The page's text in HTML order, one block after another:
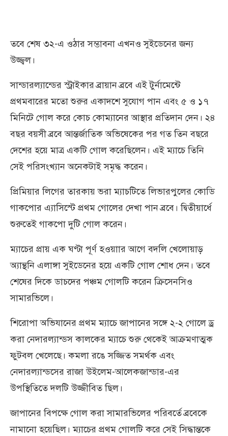
তবে শেষ ৩২-এ ওঠার সম্ভাবনা এখনও সুইডেনের জন্য
উজ্জ্বল।
সান্ডারল্যান্ডের স্ট্রাইকার ব্রায়ান ব্রবে এই টুর্নামেন্টে
প্রথমবারের মতো শুরুর একাদশে সুযোগ পান এবং ৫ ও ১৭
মিনিটে গোল করে কোচ কোম্যানের আস্থার প্রতিদান দেন। ২৪
বছর বয়সী ব্রবে আন্তর্জাতিক অভিষেকের পর গত তিন বছরে
দেশের হয়ে মাত্র একটি গোল করেছিলেন। এই ম্যাচে তিনি
সেই পরিসংখ্যান অনেকটাই সমৃদ্ধ করেন।
প্রিমিয়ার লিগের তারকায় ভরা ম্যাচটিতে লিভারপুলের কোডি
গাকপোর এ্যাসিস্টে প্রথম গোলের দেখা পান ব্রবে। দ্বিতীয়ার্ধে
শুরুতেই গাকপো দুটি গোল করেন।
ম্যাচের প্রায় এক ঘণ্টা পূর্ণ হওয়াার আগে বদলি খেলোয়াড়
অ্যান্থনি এলাঙ্গা সুইডেনের হয়ে একটি গোল শোধ দেন। তবে
শেষের দিকে ডাচদের পঞ্চম গোলটি করেন ক্রিসেনসিও
সামারভিলে।
শিরোপা অভিযানের প্রথম ম্যাচে জাপানের সঙ্গে ২-২ গোলে ড্র
করা নেদারল্যান্ডস কালকের ম্যাচে শুরু থেকেই আক্রমণাত্মক
ফুটবল খেলেছে। কমলা রঙে সজ্জিত সমর্থক এবং
নেদারল্যান্ডসের রাজা উইলেম-আলেকজান্ডার-এর
উপস্থিতিতে দলটি উজ্জীবিত ছিল।
জাপানের বিপক্ষে গোল করা সামারভিলের পরিবর্তে ব্রবেকে
নামানো হয়েছিল। ম্যাচের প্রথম গোলটি করে সেই সিদ্ধান্তকে